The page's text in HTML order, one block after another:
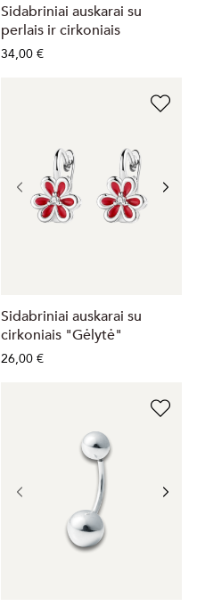
Sidabriniai auskarai su
perlais ir cirkoniais
34,00 €
Sidabriniai auskarai su
cirkoniais "Gėlytė"
26,00 €